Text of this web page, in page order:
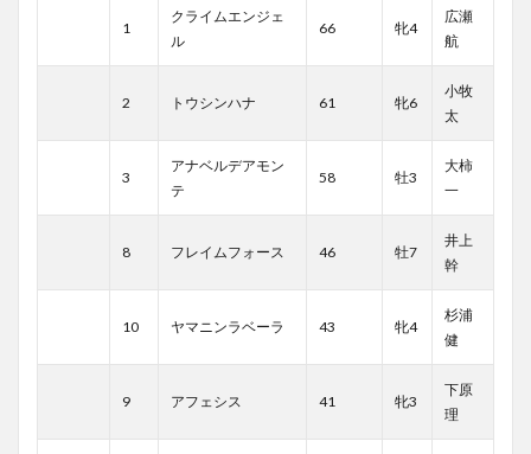
1
クライムエンジェ
ル
66 牝4
広瀬
航
2 トウシンハナ 61 牝6
小牧
太
3
アナベルデアモン
テ
58 牡3
大柿
一
8 フレイムフォース 46 牡7
井上
幹
10 ヤマニンラベーラ 43 牝4
杉浦
健
9 アフェシス 41 牝3
下原
理